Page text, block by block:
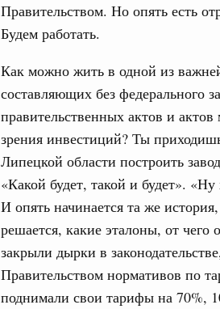
Правительством. Но опять есть
Будем работать.
Как можно жить в одной из
составляющих без федерального
правительственных актов и
зрения инвестиций? Ты
Липецкой области построить
«Какой будет, такой и будет».
И опять начинается та же
решается, какие эталоны, от
закрыли дырки в
Правительством нормативов по
поднимали свои тарифы на 70%,